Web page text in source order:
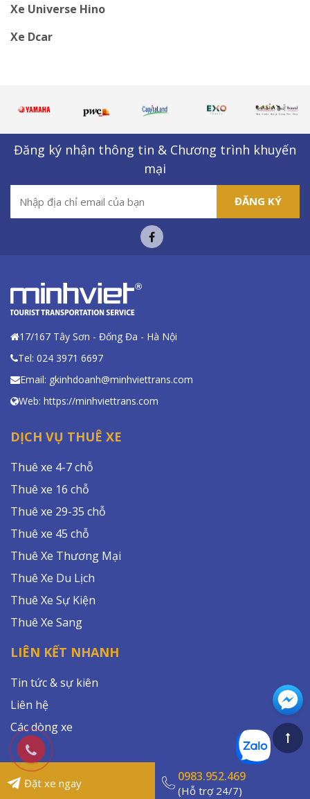
Đặt xe ngay 0983.952.469
(Hỗ trợ 24/7)
Xe Universe Hino
Xe Dcar
Đăng ký nhận thông tin & Chương trình khuyến
mại
ĐĂNG KÝ
17/167 Tây Sơn - Đống Đa - Hà Nội
Tel: 024 3971 6697
Email: gkinhdoanh@minhviettrans.com
Web: https://minhviettrans.com
DỊCH VỤ THUÊ XE
Thuê xe 4-7 chỗ
Thuê xe 16 chỗ
Thuê xe 29-35 chỗ
Thuê xe 45 chỗ
Thuê Xe Thương Mại
Thuê Xe Du Lịch
Thuê Xe Sự Kiện
Thuê Xe Sang
LIÊN KẾT NHANH
Tin tức & sự kiên
Liên hệ
Các dòng xe
© Copyright 2023 By Minh VietTrans. All rights reserved.